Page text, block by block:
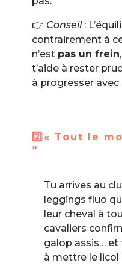
👉 Conseil:
contrairement à
n’est pas un frein
t’aide à rester
à progresser avec
2️⃣« Tout le
»
Tu arrives au
leggings fluo
leur cheval à
cavaliers
galop assis… et
à mettre le licol